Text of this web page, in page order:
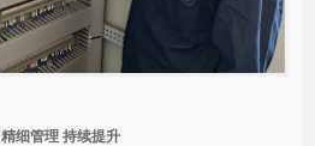
精细管理 持续提升